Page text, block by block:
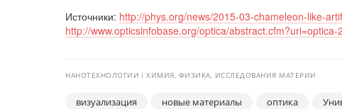
Источники: http://phys.org/news/2015-03-chameleon-like-
http://www.opticsinfobase.org/optica/abstract.cfm?uri=optica-
НАНОТЕХНОЛОГИИ ХИМИЯ, ФИЗИКА, ИССЛЕДОВАНИЯ МАТЕРИИ
визуализация новые материалы оптика